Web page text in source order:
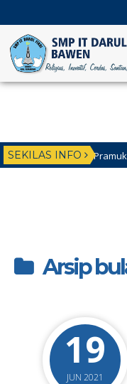
SEKILAS INFO
oleh
Arsip
19
JUN 2021